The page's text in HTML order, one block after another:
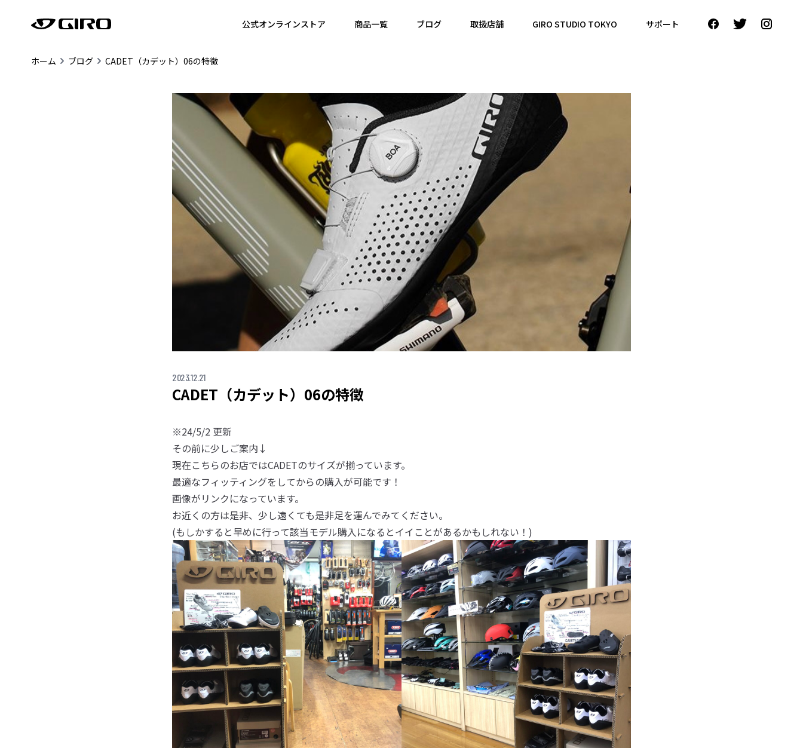
公式オンラインストア 商品一覧 ブログ 取扱店舗 GIRO STUDIO TOKYO サポート
ホーム ブログ CADET（カデット）06の特徴
2023.12.21
CADET（カデット）06の特徴
※24/5/2 更新
その前に少しご案内↓
現在こちらのお店ではCADETのサイズが揃っています。
最適なフィッティングをしてからの購入が可能です！
画像がリンクになっています。
お近くの方は是非、少し遠くても是非足を運んでみてください。
(もしかすると早めに行って該当モデル購入になるとイイことがあるかもしれない！)